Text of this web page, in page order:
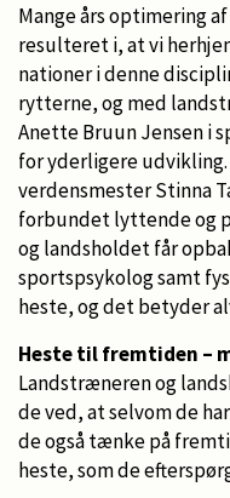
Mange års optimering
resulteret i, at vi
nationer i denne
rytterne, og med
Anette Bruun Jensen i
for yderligere
verdensmester Stinna
forbundet lyttende og
og landsholdet får
sportspsykolog samt
heste, og det betyder
Heste til fremtiden –
Landstræneren og
de ved, at selvom de
de også tænke på
heste, som de